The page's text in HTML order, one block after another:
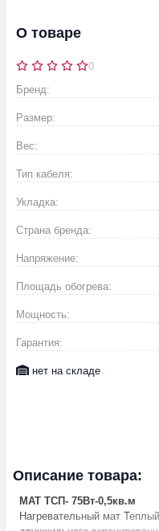
О товаре
0
Бренд:
Размер:
Вес:
Тип кабеля:
Укладка:
Страна бренда:
Напряжение:
Площадь обогрева:
Мощность:
Гарантия:
нет на складе
Описание товара:
МАТ ТСП- 75Вт-0,5кв.м
Нагревательный мат